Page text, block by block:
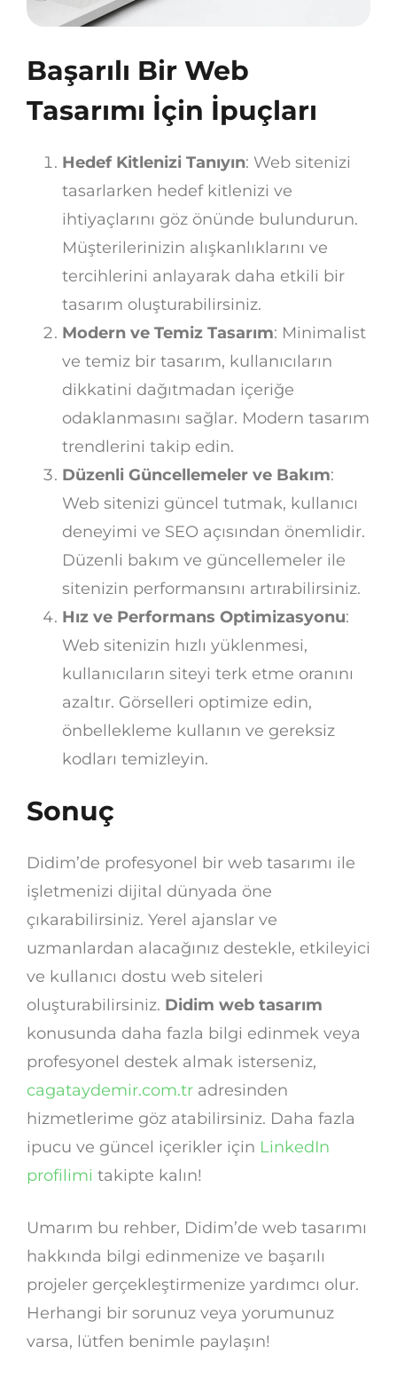
Başarılı Bir Web
Tasarımı İçin İpuçları
Hedef Kitlenizi Tanıyın: Web sitenizi
tasarlarken hedef kitlenizi ve
ihtiyaçlarını göz önünde bulundurun.
Müşterilerinizin alışkanlıklarını ve
tercihlerini anlayarak daha etkili bir
tasarım oluşturabilirsiniz.
Modern ve Temiz Tasarım: Minimalist
ve temiz bir tasarım, kullanıcıların
dikkatini dağıtmadan içeriğe
odaklanmasını sağlar. Modern tasarım
trendlerini takip edin.
Düzenli Güncellemeler ve Bakım:
Web sitenizi güncel tutmak, kullanıcı
deneyimi ve SEO açısından önemlidir.
Düzenli bakım ve güncellemeler ile
sitenizin performansını artırabilirsiniz.
Hız ve Performans Optimizasyonu:
Web sitenizin hızlı yüklenmesi,
kullanıcıların siteyi terk etme oranını
azaltır. Görselleri optimize edin,
önbellekleme kullanın ve gereksiz
kodları temizleyin.
Sonuç
Didim’de profesyonel bir web tasarımı ile
işletmenizi dijital dünyada öne
çıkarabilirsiniz. Yerel ajanslar ve
uzmanlardan alacağınız destekle, etkileyici
ve kullanıcı dostu web siteleri
oluşturabilirsiniz. Didim web tasarım
konusunda daha fazla bilgi edinmek veya
profesyonel destek almak isterseniz,
cagataydemir.com.tr adresinden
hizmetlerime göz atabilirsiniz. Daha fazla
ipucu ve güncel içerikler için LinkedIn
profilimi takipte kalın!
Umarım bu rehber, Didim’de web tasarımı
hakkında bilgi edinmenize ve başarılı
projeler gerçekleştirmenize yardımcı olur.
Herhangi bir sorunuz veya yorumunuz
varsa, lütfen benimle paylaşın!